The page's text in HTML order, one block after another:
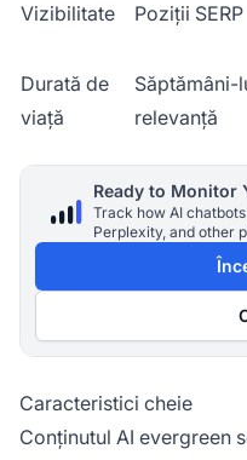
Vizibilitate Poziții SERP
Durată de
viață
Săptămâni-
relevanță
Ready to Monitor
Track how AI
Perplexity, and other
Caracteristici cheie
Conținutul AI evergreen